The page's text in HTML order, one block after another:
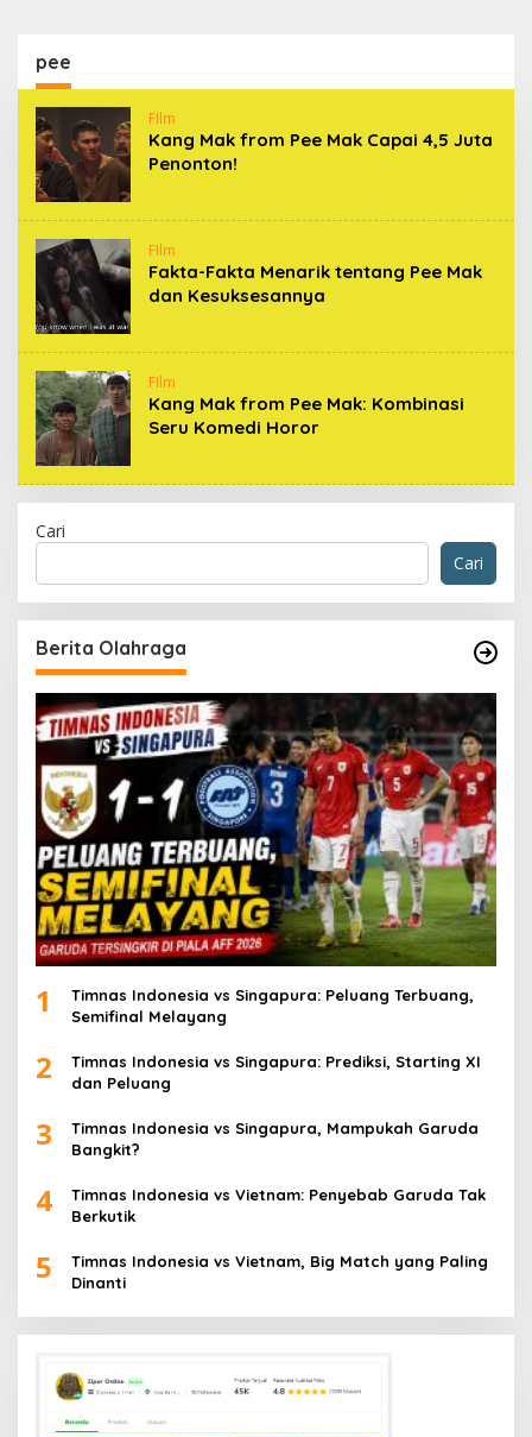
pee
FIlm
Kang Mak from Pee Mak Capai 4,5 Juta
Penonton!
FIlm
Fakta-Fakta Menarik tentang Pee Mak
dan Kesuksesannya
FIlm
Kang Mak from Pee Mak: Kombinasi
Seru Komedi Horor
Cari
Cari
Berita Olahraga
1
Timnas Indonesia vs Singapura: Peluang Terbuang,
Semifinal Melayang
2
Timnas Indonesia vs Singapura: Prediksi, Starting XI
dan Peluang
3
Timnas Indonesia vs Singapura, Mampukah Garuda
Bangkit?
4
Timnas Indonesia vs Vietnam: Penyebab Garuda Tak
Berkutik
5
Timnas Indonesia vs Vietnam, Big Match yang Paling
Dinanti